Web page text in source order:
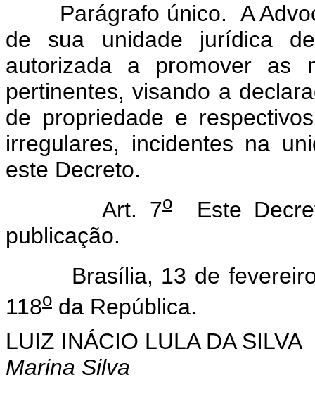
Parágrafo único. A
de sua unidade jurídica
autorizada a promover as
pertinentes, visando a
de propriedade e
irregulares, incidentes na
este Decreto.
Art. 7oEste
publicação.
Brasília, 13 de fevereiro
118o da República.
LUIZ INÁCIO LULA DA SILVA
Marina Silva